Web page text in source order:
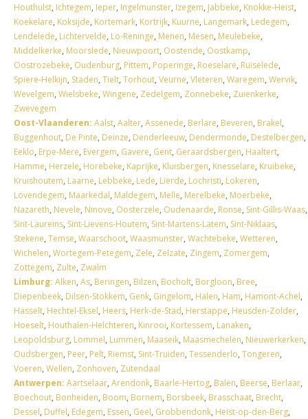
Houthulst, Ichtegem, Ieper, Ingelmunster, Izegem, Jabbeke, Knokke-Heist,
Koekelare, Koksijde, Kortemark, Kortrijk, Kuurne, Langemark, Ledegem,
Lendelede, Lichtervelde, Lo-Reninge, Menen, Mesen, Meulebeke,
Middelkerke, Moorslede, Nieuwpoort, Oostende, Oostkamp,
Oostrozebeke, Oudenburg, Pittem, Poperinge, Roeselare, Ruiselede,
Spiere-Helkijn, Staden, Tielt, Torhout, Veurne, Vleteren, Waregem, Wervik,
Wevelgem, Wielsbeke, Wingene, Zedelgem, Zonnebeke, Zuienkerke,
Zwevegem
Oost-Vlaanderen: Aalst, Aalter, Assenede, Berlare, Beveren, Brakel,
Buggenhout, De Pinte, Deinze, Denderleeuw, Dendermonde, Destelbergen,
Eeklo, Erpe-Mere, Evergem, Gavere, Gent, Geraardsbergen, Haaltert,
Hamme, Herzele, Horebeke, Kaprijke, Kluisbergen, Knesselare, Kruibeke,
Kruishoutem, Laarne, Lebbeke, Lede, Lierde, Lochristi, Lokeren,
Lovendegem, Maarkedal, Maldegem, Melle, Merelbeke, Moerbeke,
Nazareth, Nevele, Ninove, Oosterzele, Oudenaarde, Ronse, Sint-Gillis-Waas,
Sint-Laureins, Sint-Lievens-Houtem, Sint-Martens-Latem, Sint-Niklaas,
Stekene, Temse, Waarschoot, Waasmunster, Wachtebeke, Wetteren,
Wichelen, Wortegem-Petegem, Zele, Zelzate, Zingem, Zomergem,
Zottegem, Zulte, Zwalm
Limburg: Alken, As, Beringen, Bilzen, Bocholt, Borgloon, Bree,
Diepenbeek, Dilsen-Stokkem, Genk, Gingelom, Halen, Ham, Hamont-Achel,
Hasselt, Hechtel-Eksel, Heers, Herk-de-Stad, Herstappe, Heusden-Zolder,
Hoeselt, Houthalen-Helchteren, Kinrooi, Kortessem, Lanaken,
Leopoldsburg, Lommel, Lummen, Maaseik, Maasmechelen, Nieuwerkerken,
Oudsbergen, Peer, Pelt, Riemst, Sint-Truiden, Tessenderlo, Tongeren,
Voeren, Wellen, Zonhoven, Zutendaal
Antwerpen: Aartselaar, Arendonk, Baarle-Hertog, Balen, Beerse, Berlaar,
Boechout, Bonheiden, Boom, Bornem, Borsbeek, Brasschaat, Brecht,
Dessel, Duffel, Edegem, Essen, Geel, Grobbendonk, Heist-op-den-Berg,